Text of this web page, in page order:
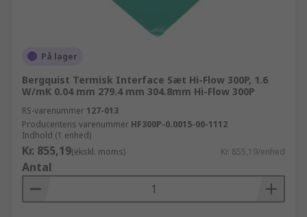
På lager
Bergquist Termisk Interface Sæt Hi-Flow 300P, 1.6
W/mK 0.04 mm 279.4 mm 304.8mm Hi-Flow 300P
RS-varenummer 127-013
Producentens varenummer HF300P-0.0015-00-1112
Indhold (1 enhed)
Kr. 855,19(ekskl. moms) Kr. 855,19/enhed
Antal